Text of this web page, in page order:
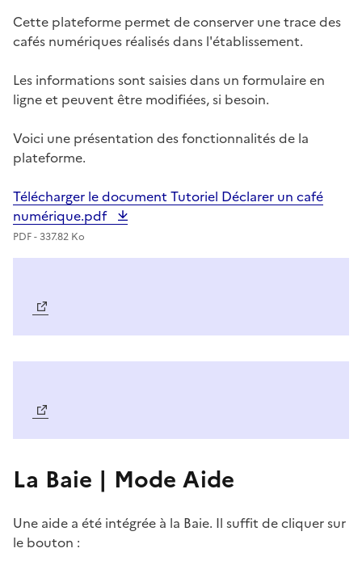
Cette plateforme permet de conserver une trace des
cafés numériques réalisés dans l'établissement.
Les informations sont saisies dans un formulaire en
ligne et peuvent être modifiées, si besoin.
Voici une présentation des fonctionnalités de la
plateforme.
Télécharger le document Tutoriel Déclarer un café
numérique.pdf
PDF - 337.82 Ko
La Baie | Mode Aide
Une aide a été intégrée à la Baie. Il suffit de cliquer sur
le bouton :